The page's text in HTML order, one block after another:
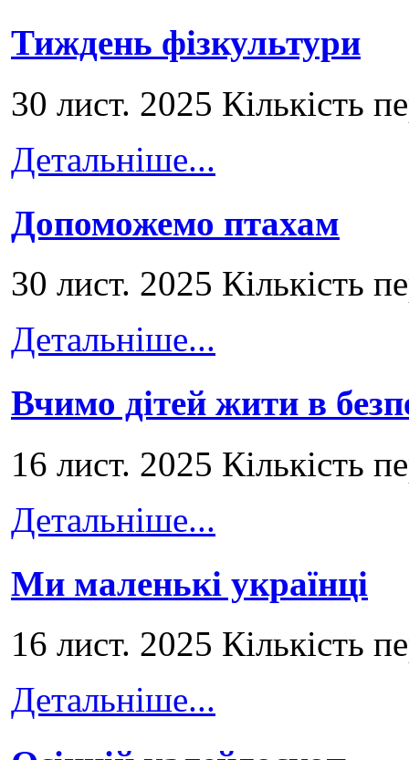
Тиждень фізкультури
30 лист. 2025 Кількість
Детальніше...
Допоможемо птахам
30 лист. 2025 Кількість
Детальніше...
Вчимо дітей жити в
16 лист. 2025 Кількість
Детальніше...
Ми маленькі українці
16 лист. 2025 Кількість
Детальніше...